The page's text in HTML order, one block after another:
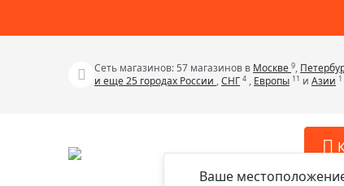
Сеть магазинов: 57 магазинов в Москве 9,
и еще 25 городах России ,СНГ 4 , Европы 11 и Азии 1
Ваше